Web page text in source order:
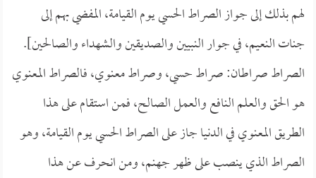
لهم بذلك إلى جواز الصراط الحسي يوم القيامة، المفضي بهم إلى
جنات النعيم، في جوار النبيين والصديقين والشهداء والصالحين].
الصراط صراطان: صراط حسي، وصراط معنوي، فالصراط المعنوي
هو الحق والعلم النافع والعمل الصالح، فمن استقام على هذا
الطريق المعنوي في الدنيا جاز على الصراط الحسي يوم القيامة، وهو
الصراط الذي ينصب على ظهر جهنم، ومن انحرف عن هذا